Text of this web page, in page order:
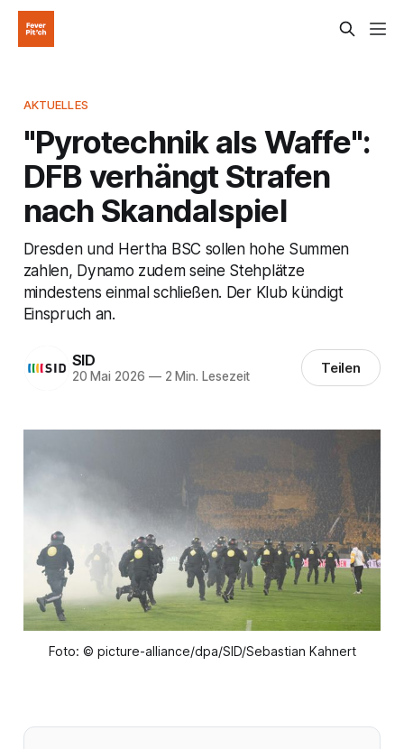
AKTUELLES
"Pyrotechnik als Waffe":
DFB verhängt Strafen
nach Skandalspiel
Dresden und Hertha BSC sollen hohe Summen
zahlen, Dynamo zudem seine Stehplätze
mindestens einmal schließen. Der Klub kündigt
Einspruch an.
SID
20 Mai 2026 —2 Min. Lesezeit Teilen
Foto: © picture-alliance/dpa/SID/Sebastian Kahnert